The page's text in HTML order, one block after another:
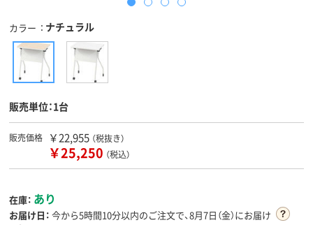
カラー ナチュラル
販売単位：1台
販売価格 ￥22,955 （税抜き）
￥25,250 （税込）
在庫： あり
お届け日： 今から5時間10分以内のご注文で、8月7日（金）にお届け